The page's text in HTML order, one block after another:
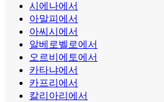
시에나에서
아말피에서
아씨시에서
알베로벨로에서
오르비에토에서
카타냐에서
카프리에서
칼리아리에서